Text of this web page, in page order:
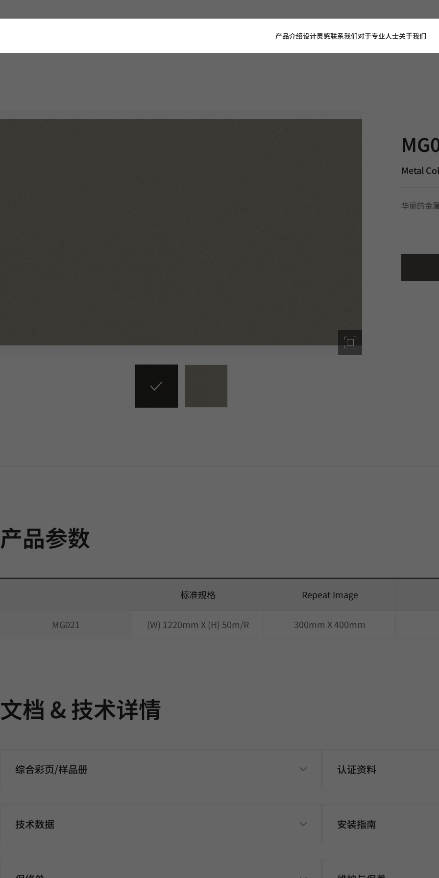
产品介绍设计灵感联系我们对于专业人士关于我们
Metal
华丽的金
产品参数
标准规格 Repeat Image
MG021 (W) 1220mm X (H) 50m/R 300mm X 400mm
文档 & 技术详情
综合彩页/样品册
技术数据
认证资料
安装指南